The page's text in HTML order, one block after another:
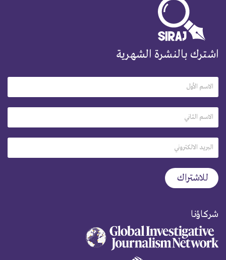
اشترك بالنشرة الشهرية
شركاؤنا